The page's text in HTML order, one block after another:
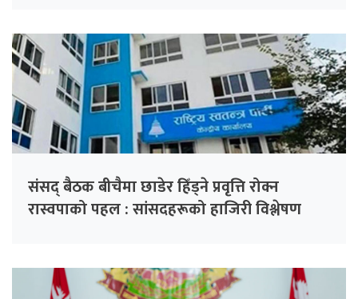
संसद् बैठक बीचैमा छाडेर हिँड्ने प्रवृत्ति रोक्न
रास्वपाको पहल : सांसदहरूको हाजिरी विश्लेषण